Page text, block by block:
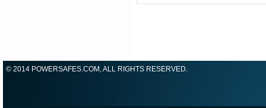
© 2014 POWERSAFES.COM, ALL RIGHTS RESERVED.